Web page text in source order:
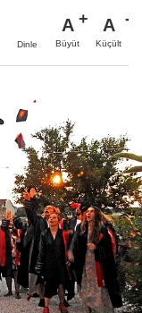
Dinle
A
Büyüt
A
Küçült